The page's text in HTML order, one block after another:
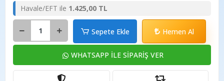
Havale/EFT ile 1.425,00 TL
Sepete Ekle Hemen Al
WHATSAPP İLE SİPARİŞ VER